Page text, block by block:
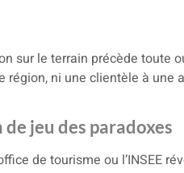
sur le terrain précède toute
région, ni une clientèle à une
de jeu des paradoxes
de tourisme ou l’INSEE